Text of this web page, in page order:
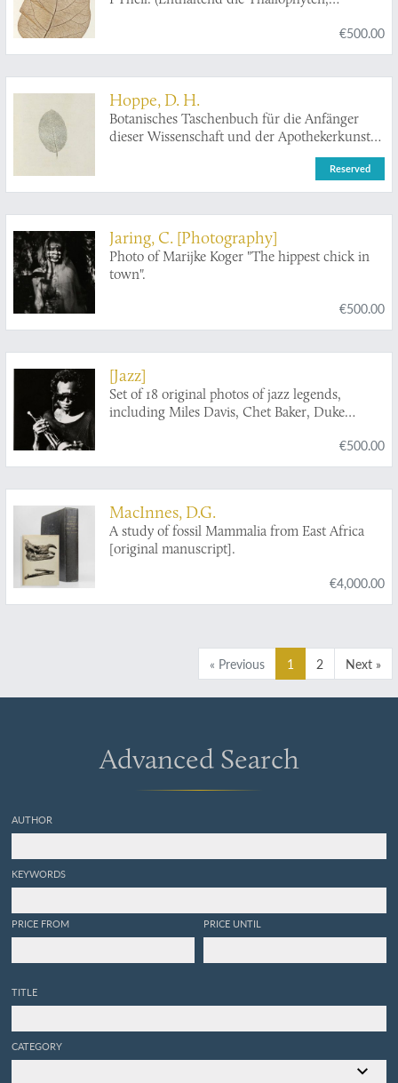
Monokotyledonen, Coniferen, Julifloren und
Oleraceen).
€500.00
Hoppe, D. H.
Botanisches Taschenbuch für die Anfänger
dieser Wissenschaft und der Apothekerkunst
Reserved
Jaring, C. [Photography]
Photo of Marijke Koger "The hippest chick in
town".
€500.00
[Jazz]
Set of 18 original photos of jazz legends,
including Miles Davis, Chet Baker, Duke
€500.00
MacInnes, D.G.
A study of fossil Mammalia from East Africa
[original manuscript].
€4,000.00
« Previous 1 2 Next »
Advanced Search
AUTHOR
KEYWORDS
PRICE FROM PRICE UNTIL
TITLE
CATEGORY